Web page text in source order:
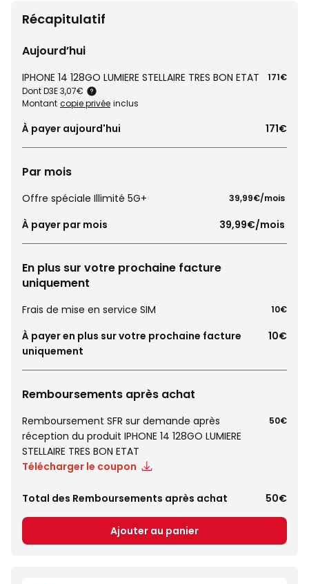
Récapitulatif
Aujourd’hui
IPHONE 14 128GO LUMIERE STELLAIRE TRES BON ETAT
Dont D3E 3,07€
Montant copie privée inclus
171€
À payer aujourd'hui 171€
Par mois
Offre spéciale Illimité 5G+ 39,99€/mois
À payer par mois 39,99€/mois
En plus sur votre prochaine facture
uniquement
Frais de mise en service SIM 10€
À payer en plus sur votre prochaine facture
uniquement
10€
Remboursements après achat
Remboursement SFR sur demande après
réception du produit IPHONE 14 128GO LUMIERE
STELLAIRE TRES BON ETAT
Télécharger le coupon
50€
Total des Remboursements après achat 50€
Ajouter au panier